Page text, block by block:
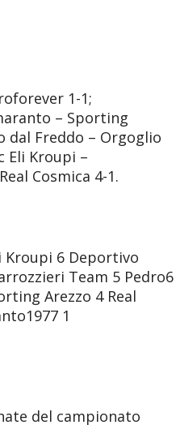
1-1;
– Sporting
dal Freddo – Orgoglio
Eli Kroupi –
Cosmica 4-1.
Kroupi 6 Deportivo
Team 5 Pedro6
Arezzo 4 Real
1
del campionato